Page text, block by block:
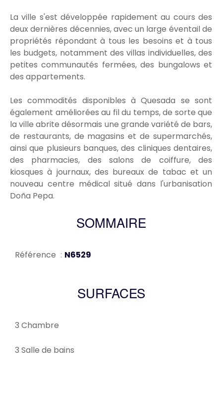
La ville s'est développée rapidement au cours des
deux dernières décennies, avec un large éventail de
propriétés répondant à tous les besoins et à tous
les budgets, notamment des villas individuelles, des
petites communautés fermées, des bungalows et
des appartements.
Les commodités disponibles à Quesada se sont
également améliorées au fil du temps, de sorte que
la ville abrite désormais une grande variété de bars,
de restaurants, de magasins et de supermarchés,
ainsi que plusieurs banques, des cliniques dentaires,
des pharmacies, des salons de coiffure, des
kiosques à journaux, des bureaux de tabac et un
nouveau centre médical situé dans l'urbanisation
Doña Pepa.
SOMMAIRE
Référence N6529
SURFACES
3 Chambre
3 Salle de bains